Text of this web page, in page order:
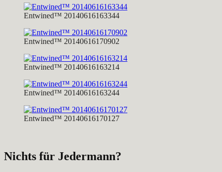
Entwined™ 20140616163344
Entwined™ 20140616170902
Entwined™ 20140616163214
Entwined™ 20140616163244
Entwined™ 20140616170127
Nichts für Jedermann?